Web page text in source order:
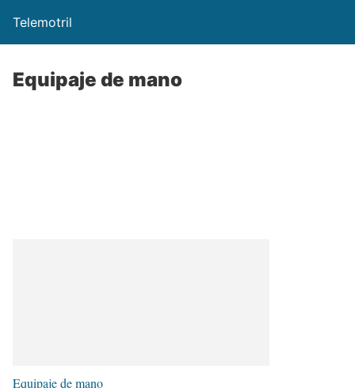
Telemotril
Equipaje de mano
Equipaje de mano